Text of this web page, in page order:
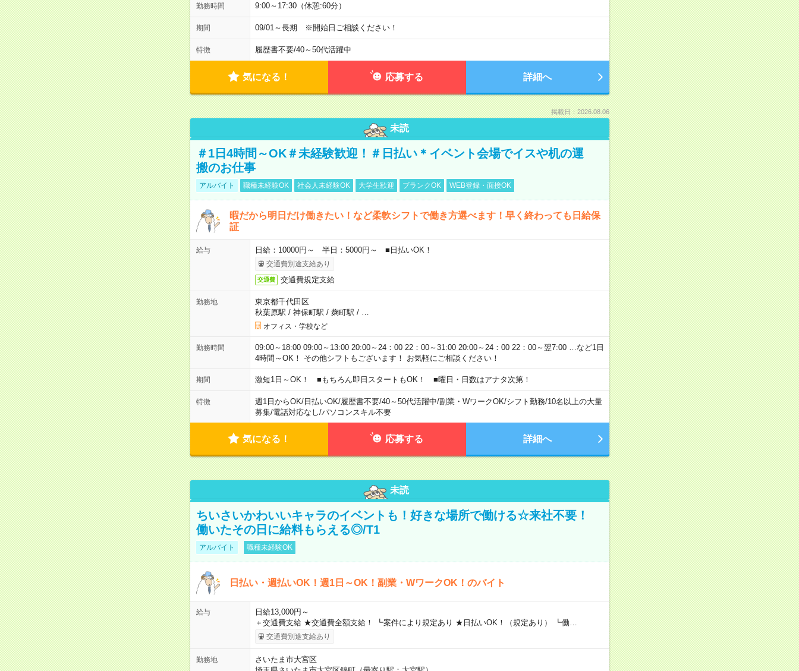
勤務時間 9:00～17:30（休憩:60分）
期間 09/01～長期 ※開始日ご相談ください！
特徴 履歴書不要/40～50代活躍中
気になる！ 応募する 詳細へ
掲載日：2026.08.06
未読
＃1日4時間～OK＃未経験歓迎！＃日払い＊イベント会場でイスや机の運
搬のお仕事
アルバイト 職種未経験OK 社会人未経験OK 大学生歓迎 ブランクOK WEB登録・面接OK
暇だから明日だけ働きたい！など柔軟シフトで働き方選べます！早く終わっても日給保
証
給与 日給：10000円～ 半日：5000円～ ■日払いOK！
交通費別途支給あり
交通費 交通費規定支給
勤務地
東京都千代田区
秋葉原駅 / 神保町駅 / 麹町駅 /
オフィス・学校など
勤務時間
09:00～18:00 09:00～13:00 20:00～24：00 22：00～31:00 20:00～24：00 22：00～翌7:00 …など1日
4時間～OK！ その他シフトもございます！ お気軽にご相談ください！
期間 激短1日～OK！ ■もちろん即日スタートもOK！ ■曜日・日数はアナタ次第！
特徴 週1日からOK/日払いOK/履歴書不要/40～50代活躍中/副業・WワークOK/シフト勤務/10名以上の大量
募集/電話対応なし/パソコンスキル不要
気になる！ 応募する 詳細へ
未読
ちいさいかわいいキャラのイベントも！好きな場所で働ける☆来社不要！
働いたその日に給料もらえる◎/T1
アルバイト 職種未経験OK
日払い・週払いOK！週1日～OK！副業・WワークOK！のバイト
給与
日給13,000円～
＋交通費支給 ★交通費全額支給！ ┗案件により規定あり ★日払いOK！（規定あり） ┗働…
交通費別途支給あり
勤務地
さいたま市大宮区